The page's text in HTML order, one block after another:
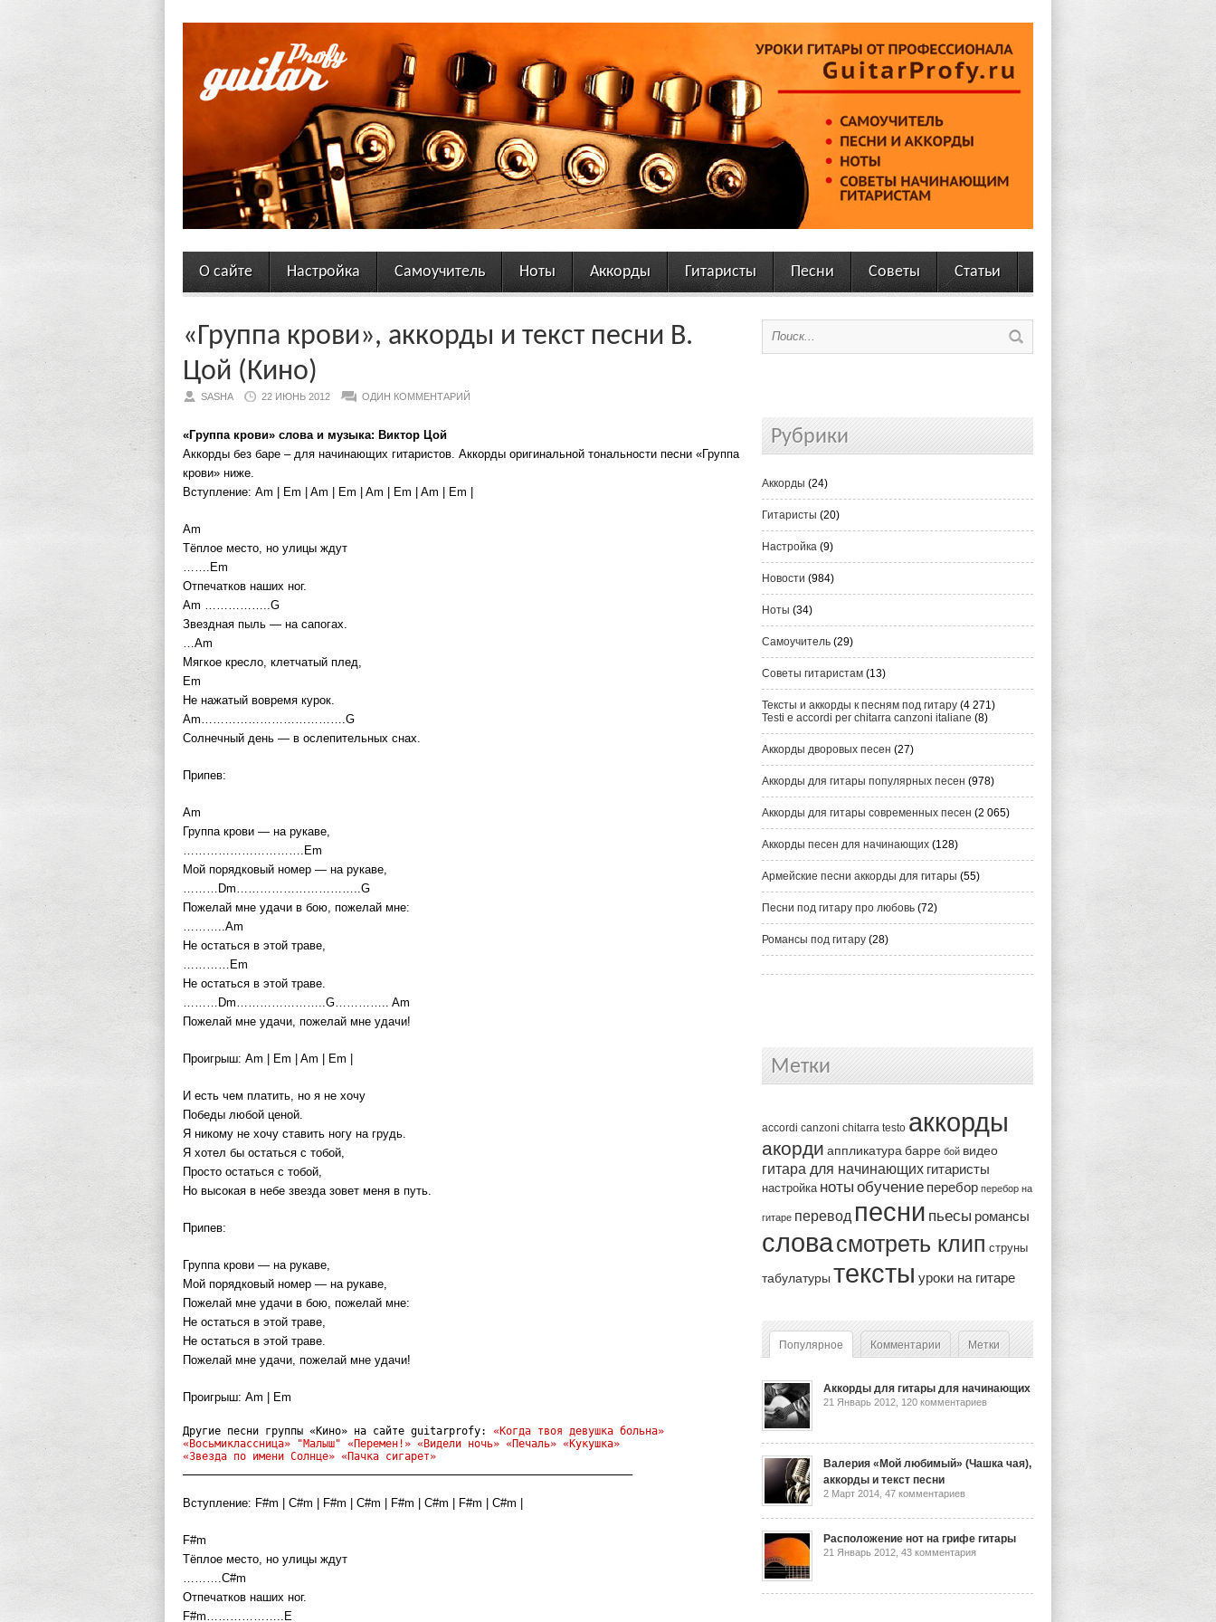
О сайте Настройка Самоучитель Ноты Аккорды Гитаристы Песни Советы Статьи
«Группа крови», аккорды и текст песни В.
Цой (Кино)
SASHA 22 ИЮНЬ 2012 ОДИН КОММЕНТАРИЙ
«Группа крови» слова и музыка: Виктор Цой
Аккорды без баре – для начинающих гитаристов. Аккорды оригинальной тональности песни «Группа
крови» ниже.
Вступление: Am | Em | Am | Em | Am | Em | Am | Em |
Am
Тёплое место, но улицы ждут
…….Em
Отпечатков наших ног.
Am ……………..G
Звездная пыль — на сапогах.
…Am
Мягкое кресло, клетчатый плед,
Em
Не нажатый вовремя курок.
Am……………………………….G
Солнечный день — в ослепительных снах.
Припев:
Am
Группа крови — на рукаве,
………………………….Em
Мой порядковый номер — на рукаве,
………Dm…………………………..G
Пожелай мне удачи в бою, пожелай мне:
………..Am
Не остаться в этой траве,
…………Em
Не остаться в этой траве.
………Dm…………………..G………….. Am
Пожелай мне удачи, пожелай мне удачи!
Проигрыш: Am | Em | Am | Em |
И есть чем платить, но я не хочу
Победы любой ценой.
Я никому не хочу ставить ногу на грудь.
Я хотел бы остаться с тобой,
Просто остаться с тобой,
Но высокая в небе звезда зовет меня в путь.
Припев:
Группа крови — на рукаве,
Мой порядковый номер — на рукаве,
Пожелай мне удачи в бою, пожелай мне:
Не остаться в этой траве,
Не остаться в этой траве.
Пожелай мне удачи, пожелай мне удачи!
Проигрыш: Am | Em
Другие песни группы «Кино» на сайте guitarprofy: «Когда твоя девушка больна»
«Восьмиклассница»
"Малыш" «Перемен!» «Видели ночь» «Печаль» «Кукушка»
«Звезда по имени Солнце» «Пачка сигарет»
Вступление: F#m | C#m | F#m | C#m | F#m | C#m | F#m | C#m |
F#m
Тёплое место, но улицы ждут
……….C#m
Отпечатков наших ног.
F#m………………..E
Рубрики
Аккорды (24)
Гитаристы (20)
Настройка (9)
Новости (984)
Ноты (34)
Самоучитель (29)
Советы гитаристам (13)
Тексты и аккорды к песням под гитару (4 271)
Testi e accordi per chitarra canzoni italiane (8)
Аккорды дворовых песен (27)
Аккорды для гитары популярных песен (978)
Аккорды для гитары современных песен (2 065)
Аккорды песен для начинающих (128)
Армейские песни аккорды для гитары (55)
Песни под гитару про любовь (72)
Романсы под гитару (28)
Метки
accordi canzoni chitarra testo аккорды
акорди аппликатура барре бой видео
гитара для начинающих гитаристы
настройка ноты обучение перебор перебор на
гитаре перевод песни пьесы романсы
словасмотреть клип струны
табулатуры тексты уроки на гитаре
Популярное Комментарии Метки
Аккорды для гитары для начинающих
21 Январь 2012, 120 комментариев
Валерия «Мой любимый» (Чашка чая),
аккорды и текст песни
2 Март 2014, 47 комментариев
Расположение нот на грифе гитары
21 Январь 2012, 43 комментария